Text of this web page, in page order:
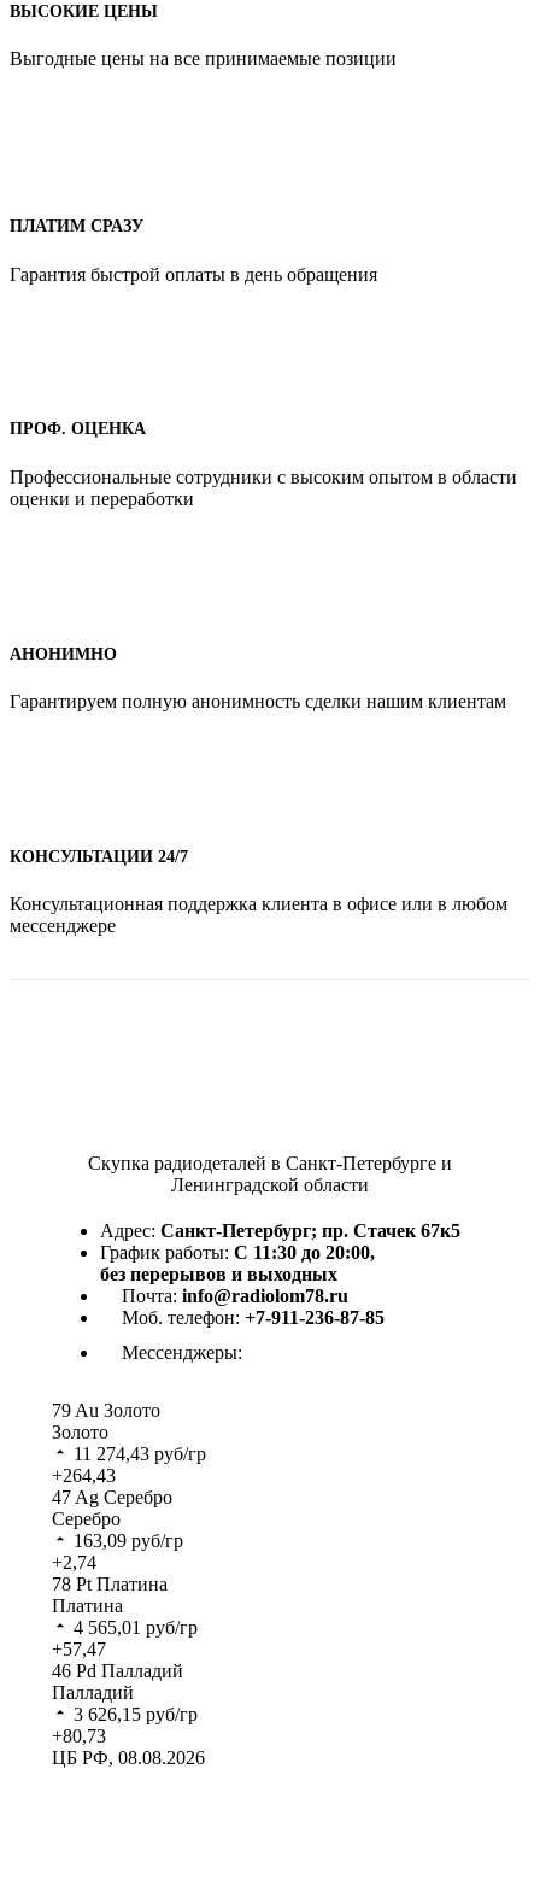
ВЫСОКИЕ ЦЕНЫ
Выгодные цены на все принимаемые позиции
ПЛАТИМ СРАЗУ
Гарантия быстрой оплаты в день обращения
ПРОФ. ОЦЕНКА
Профессиональные сотрудники с высоким опытом в области
оценки и переработки
АНОНИМНО
Гарантируем полную анонимность сделки нашим клиентам
КОНСУЛЬТАЦИИ 24/7
Консультационная поддержка клиента в офисе или в любом
мессенджере
Скупка радиодеталей в Санкт-Петербурге и
Ленинградской области
Адрес: Санкт-Петербург; пр. Стачек 67к5
График работы: С 11:30 до 20:00,
без перерывов и выходных
Почта: info@radiolom78.ru
Моб. телефон: +7-911-236-87-85
Мессенджеры:
79 Au Золото
Золото
11 274,43 руб/гр
+264,43
47 Ag Серебро
Серебро
163,09 руб/гр
+2,74
78 Pt Платина
Платина
4 565,01 руб/гр
+57,47
46 Pd Палладий
Палладий
3 626,15 руб/гр
+80,73
ЦБ РФ, 08.08.2026